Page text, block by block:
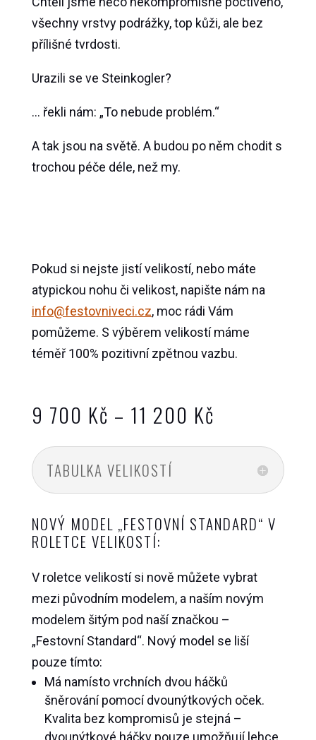
všechny vrstvy podrážky, top kůži, ale bez
přílišné tvrdosti.
Urazili se ve Steinkogler?
… řekli nám: „To nebude problém.“
A tak jsou na světě. A budou po něm chodit s
trochou péče déle, než my.
Pokud si nejste jistí velikostí, nebo máte
atypickou nohu či velikost, napište nám na
info@festovniveci.cz, moc rádi Vám
pomůžeme. S výběrem velikostí máme
téměř 100% pozitivní zpětnou vazbu.
9 700 Kč – 11 200 Kč
9
700 Kč
až
11
200 Kč
TABULKA VELIKOSTÍ
NOVÝ MODEL „FESTOVNÍ STANDARD“ V
ROLETCE VELIKOSTÍ:
V roletce velikostí si nově můžete vybrat
mezi původním modelem, a naším novým
modelem šitým pod naší značkou –
„Festovní Standard“. Nový model se liší
pouze tímto:
Má namísto vrchních dvou háčků
šněrování pomocí dvounýtkových oček.
Kvalita bez kompromisů je stejná –